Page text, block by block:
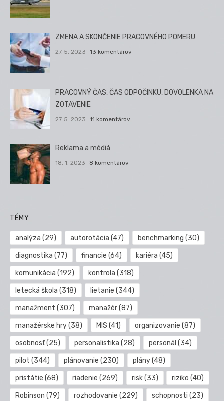
ZMENA A SKONČENIE PRACOVNÉHO POMERU
27. 5. 2023 13 komentárov
PRACOVNÝ ČAS, ČAS ODPOČINKU, DOVOLENKA NA
ZOTAVENIE
27. 5. 2023 11 komentárov
Reklama a médiá
18. 1. 2023 8 komentárov
TÉMY
analýza (29) autorotácia (47) benchmarking (30)
diagnostika (77) financie (64) kariéra (45)
komunikácia (192) kontrola (318)
letecká škola (318) lietanie (344)
manažment (307) manažér(87)
manažérske hry(38) MIS (41) organizovanie (87)
osobnosť(25) personalistika (28) personál (34)
pilot (344) plánovanie (230) plány(48)
pristátie (68) riadenie (269) risk(33) riziko (40)
Robinson (79) rozhodovanie (229) schopnosti (23)